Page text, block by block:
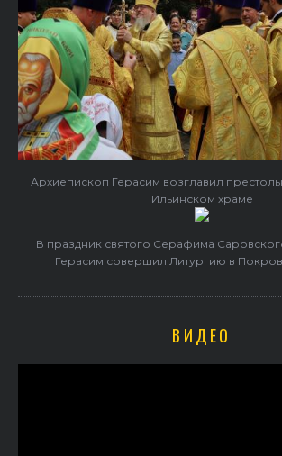
Архиепископ Герасим возглавил
Ильинском храме
В праздник святого Серафима
Герасим совершил Литургию в
ВИДЕО